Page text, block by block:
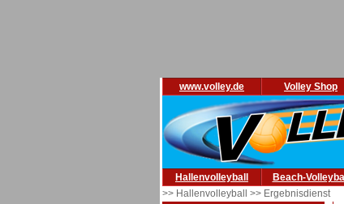
www.volley.de Volley Shop
Hallenvolleyball Beach-Volleyball
>> Hallenvolleyball >> Ergebnisdienst